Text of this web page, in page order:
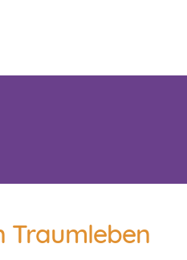
Traumleben